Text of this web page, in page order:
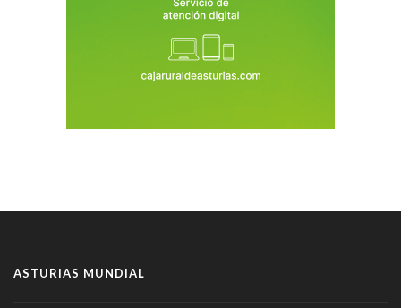
ASTURIAS MUNDIAL